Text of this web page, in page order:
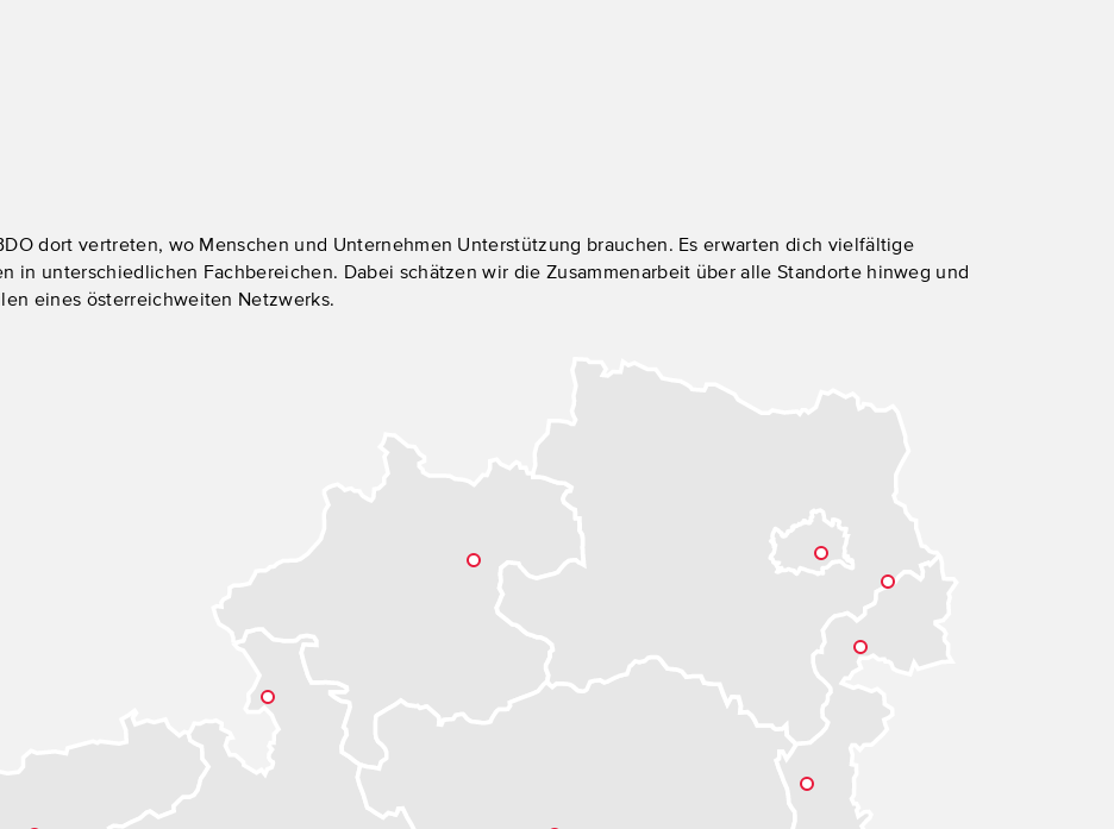
dort vertreten, wo Menschen und Unternehmen Unterstützung brauchen. Es erwarten dich vielfältige
in unterschiedlichen Fachbereichen. Dabei schätzen wir die Zusammenarbeit über alle Standorte hinweg und
eines österreichweiten Netzwerks.